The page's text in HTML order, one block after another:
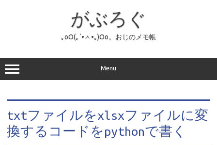
ッ
プ
がぶろぐ
｡оО(｡´•ㅅ•｡)Оо。おじのメモ帳
Menu
txtファイルをxlsxファイルに変
換するコードをpythonで書く